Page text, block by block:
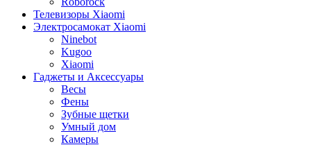
Телевизоры Xiaomi
Электросамокат Xiaomi
Ninebot
Kugoo
Xiaomi
Гаджеты и Аксессуары
Весы
Фены
Зубные щетки
Умный дом
Камеры